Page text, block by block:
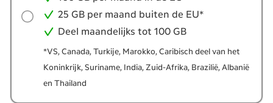
25 GB per maand buiten de EU*
Deel maandelijks tot 100 GB
*VS, Canada, Turkije, Marokko, Caribisch deel van het
Koninkrijk, Suriname, India, Zuid-Afrika, Brazilië, Albanië
en Thailand